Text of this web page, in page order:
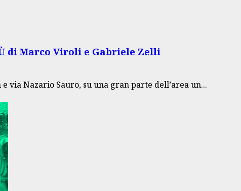
di Marco Viroli e Gabriele Zelli
via Nazario Sauro, su una gran parte dell’area un...